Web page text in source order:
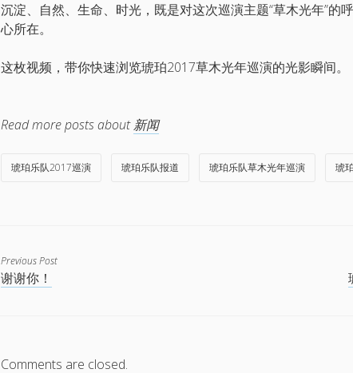
沉淀、自然、生命、时光，既是对这次巡演主题“草木光年”的
心所在。
这枚视频，带你快速浏览琥珀2017草木光年巡演的光影瞬间。
Read more posts about新闻
琥珀乐队2017巡演 琥珀乐队报道 琥珀乐队草木光年巡演 琥
Previous Post
谢谢你！
Comments are closed.